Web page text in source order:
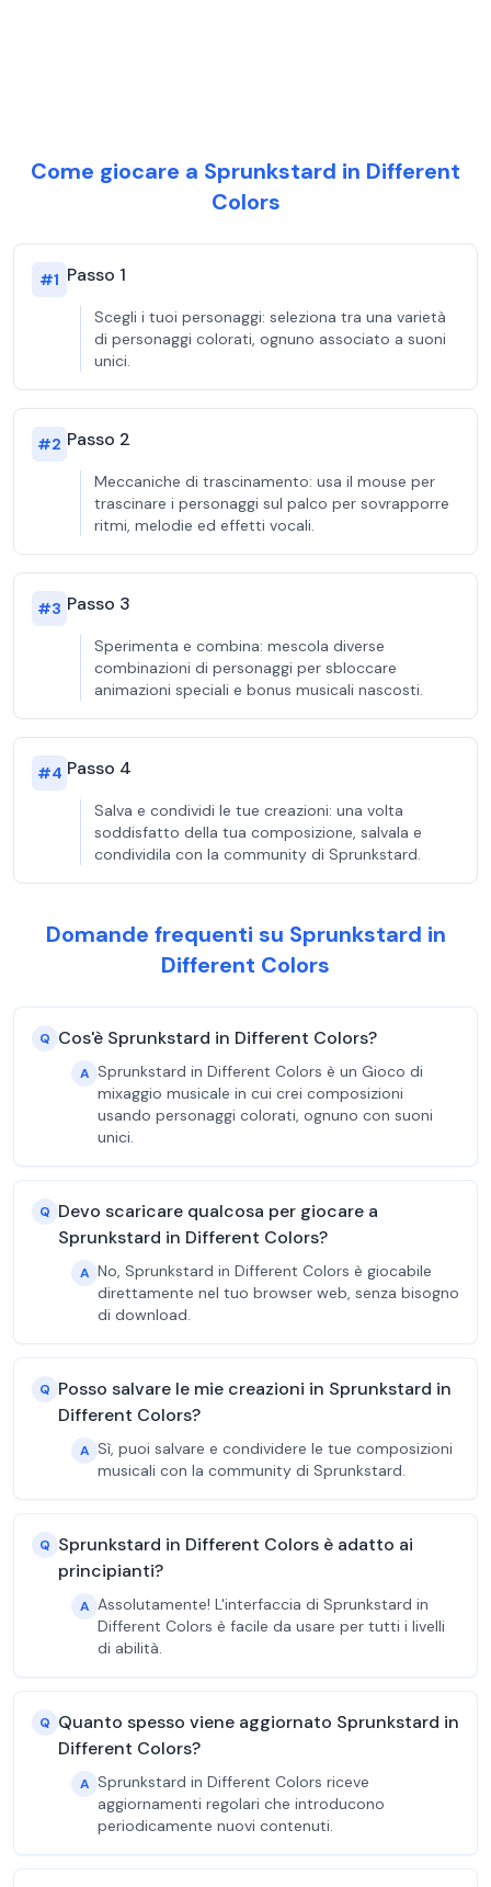
Come giocare a Sprunkstard in Different
Colors
#1 Passo 1
Scegli i tuoi personaggi: seleziona tra una varietà
di personaggi colorati, ognuno associato a suoni
unici.
#2 Passo 2
Meccaniche di trascinamento: usa il mouse per
trascinare i personaggi sul palco per sovrapporre
ritmi, melodie ed effetti vocali.
#3 Passo 3
Sperimenta e combina: mescola diverse
combinazioni di personaggi per sbloccare
animazioni speciali e bonus musicali nascosti.
#4 Passo 4
Salva e condividi le tue creazioni: una volta
soddisfatto della tua composizione, salvala e
condividila con la community di Sprunkstard.
Domande frequenti su Sprunkstard in
Different Colors
Q Cos'è Sprunkstard in Different Colors?
A Sprunkstard in Different Colors è un Gioco di
mixaggio musicale in cui crei composizioni
usando personaggi colorati, ognuno con suoni
unici.
Q Devo scaricare qualcosa per giocare a
Sprunkstard in Different Colors?
A No, Sprunkstard in Different Colors è giocabile
direttamente nel tuo browser web, senza bisogno
di download.
Q Posso salvare le mie creazioni in Sprunkstard in
Different Colors?
A Sì, puoi salvare e condividere le tue composizioni
musicali con la community di Sprunkstard.
Q Sprunkstard in Different Colors è adatto ai
principianti?
A Assolutamente! L'interfaccia di Sprunkstard in
Different Colors è facile da usare per tutti i livelli
di abilità.
Q Quanto spesso viene aggiornato Sprunkstard in
Different Colors?
A Sprunkstard in Different Colors riceve
aggiornamenti regolari che introducono
periodicamente nuovi contenuti.